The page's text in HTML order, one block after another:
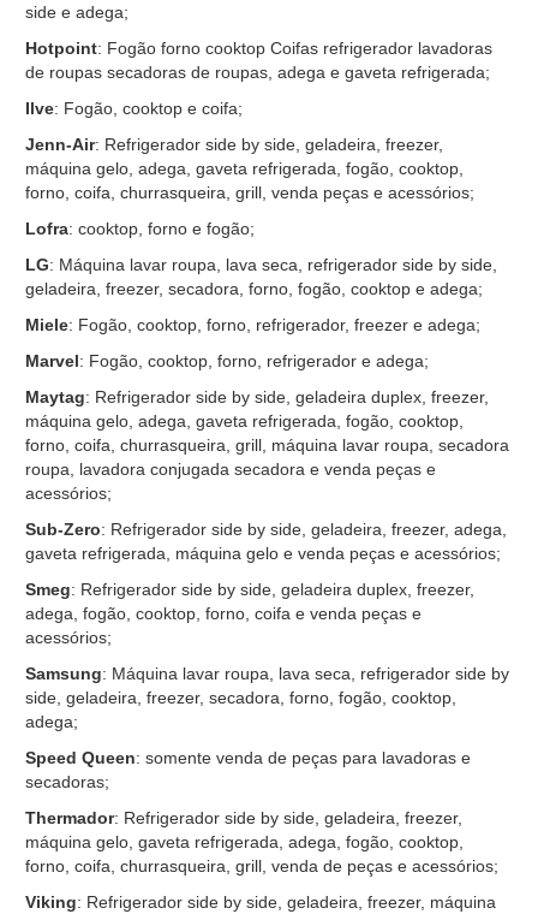
side e adega;
Hotpoint: Fogão forno cooktop Coifas refrigerador lavadoras
de roupas secadoras de roupas, adega e gaveta refrigerada;
Ilve: Fogão, cooktop e coifa;
Jenn-Air: Refrigerador side by side, geladeira, freezer,
máquina gelo, adega, gaveta refrigerada, fogão, cooktop,
forno, coifa, churrasqueira, grill, venda peças e acessórios;
Lofra: cooktop, forno e fogão;
LG: Máquina lavar roupa, lava seca, refrigerador side by side,
geladeira, freezer, secadora, forno, fogão, cooktop e adega;
Miele: Fogão, cooktop, forno, refrigerador, freezer e adega;
Marvel: Fogão, cooktop, forno, refrigerador e adega;
Maytag: Refrigerador side by side, geladeira duplex, freezer,
máquina gelo, adega, gaveta refrigerada, fogão, cooktop,
forno, coifa, churrasqueira, grill, máquina lavar roupa, secadora
roupa, lavadora conjugada secadora e venda peças e
acessórios;
Sub-Zero: Refrigerador side by side, geladeira, freezer, adega,
gaveta refrigerada, máquina gelo e venda peças e acessórios;
Smeg: Refrigerador side by side, geladeira duplex, freezer,
adega, fogão, cooktop, forno, coifa e venda peças e
acessórios;
Samsung: Máquina lavar roupa, lava seca, refrigerador side by
side, geladeira, freezer, secadora, forno, fogão, cooktop,
adega;
Speed Queen: somente venda de peças para lavadoras e
secadoras;
Thermador: Refrigerador side by side, geladeira, freezer,
máquina gelo, gaveta refrigerada, adega, fogão, cooktop,
forno, coifa, churrasqueira, grill, venda de peças e acessórios;
Viking: Refrigerador side by side, geladeira, freezer, máquina